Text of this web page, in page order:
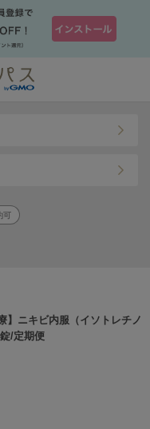
可
】ニキビ内服（イソトレチノ
/定期便